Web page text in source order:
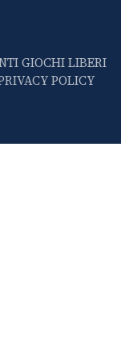
GIOCHI LIBERI
POLICY